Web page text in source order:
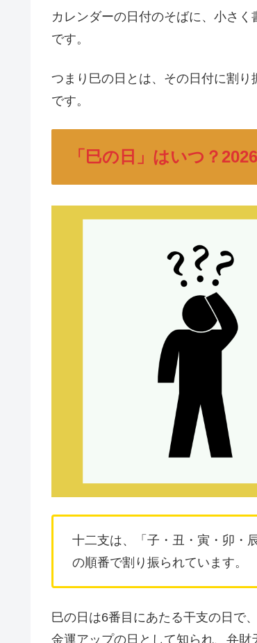
カレンダーの日付のそばに、小さ
です。
つまり巳の日とは、その日付に割
です。
「巳の日」はいつ？
十二支は、「子・丑・寅・卯・
の順番で割り振られています。
巳の日は6番目にあたる干支の日で、
金運アップの日として知られ、弁